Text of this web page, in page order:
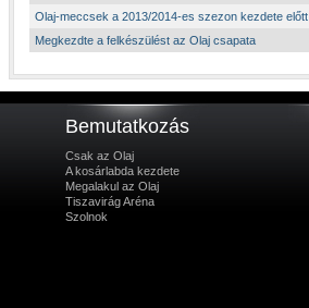
Olaj-meccsek a 2013/2014-es szezon kezdete előtt
Megkezdte a felkészülést az Olaj csapata
Bemutatkozás
Csak az Olaj
A kosárlabda kezdete
Megalakul az Olaj
Tiszavirág Aréna
Szolnok